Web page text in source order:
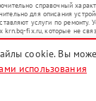
справочный
для описания
услуги по ремонту.
krn.bq-fix.ru, которые не
представителями.
уже введенных в
цели
для информирования о
является публичной
кодекса РФ
cookie. Вы
использования